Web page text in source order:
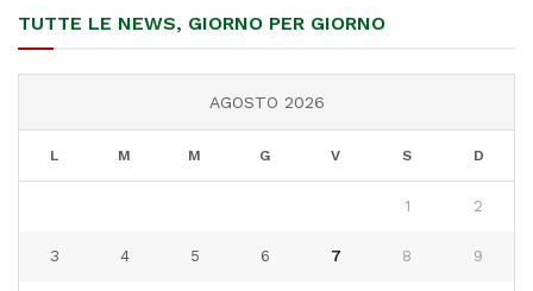
TUTTE LE NEWS, GIORNO PER GIORNO
AGOSTO 2026
L M M G V S D
1 2
3 4 5 6 7 8 9